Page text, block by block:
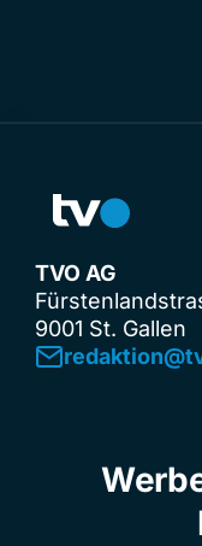
TVO AG
9001 St. Gallen